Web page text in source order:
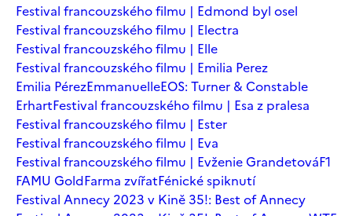
Festival francouzského filmu | Edmond byl osel
Festival francouzského filmu | Electra
Festival francouzského filmu | Elle
Festival francouzského filmu | Emilia Perez
Emilia PérezEmmanuelleEOS: Turner & Constable
ErhartFestival francouzského filmu | Esa z pralesa
Festival francouzského filmu | Ester
Festival francouzského filmu | Eva
Festival francouzského filmu | Evženie GrandetováF1
FAMU GoldFarma zvířatFénické spiknutí
Festival Annecy 2023 v Kině 35!: Best of Annecy